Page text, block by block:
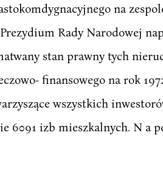
na
Rady Narodowej
stan prawny tych
finansowego na rok
wszystkich
6091 izb mieszkalnych. N a